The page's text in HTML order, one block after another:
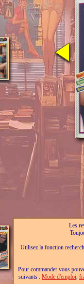
Les
Utilisez la fonction
Pour commander vous
suivants : Mode d'emploi,